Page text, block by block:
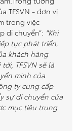
TFSVN - đơn vị
trong việc
di chuyển”: "Khi
tục phát triển,
khách hàng
TFSVN sẽ là
mình của
ty cung cấp
sự di chuyển của
mục tiêu trung